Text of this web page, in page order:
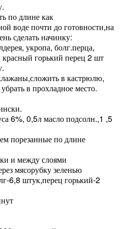
по длине как
воде почти до готовности,на
сделать начинку:
укропа, болг.перца,
красный горький перец 2 шт
в кастрюлю,
в прохладное место.
6%, 0,5л масло подсолн.,1 ,5
порезанные по длине
и между слоями
мясорубку зеленью
6,8 штук,перец горький-2